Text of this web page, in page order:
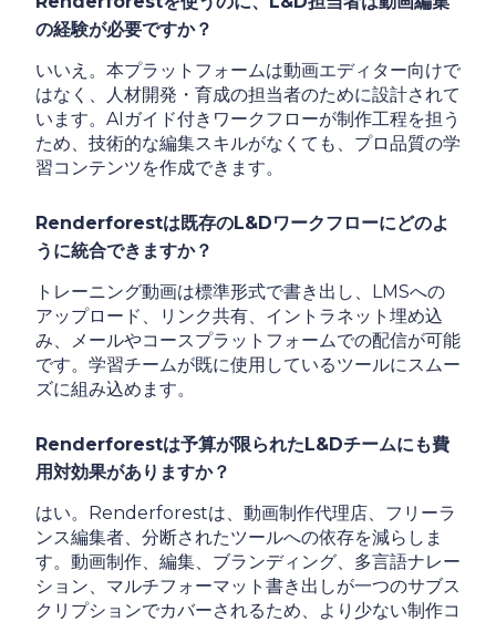
の経験が必要ですか？
いいえ。本プラットフォームは動画エディター向けで
はなく、人材開発・育成の担当者のために設計されて
います。AIガイド付きワークフローが制作工程を担う
ため、技術的な編集スキルがなくても、プロ品質の学
習コンテンツを作成できます。
Renderforestは既存のL&Dワークフローにどのよ
うに統合できますか？
トレーニング動画は標準形式で書き出し、LMSへの
アップロード、リンク共有、イントラネット埋め込
み、メールやコースプラットフォームでの配信が可能
です。学習チームが既に使用しているツールにスムー
ズに組み込めます。
Renderforestは予算が限られたL&Dチームにも費
用対効果がありますか？
はい。Renderforestは、動画制作代理店、フリーラ
ンス編集者、分断されたツールへの依存を減らしま
す。動画制作、編集、ブランディング、多言語ナレー
ション、マルチフォーマット書き出しが一つのサブス
クリプションでカバーされるため、より少ない制作コ